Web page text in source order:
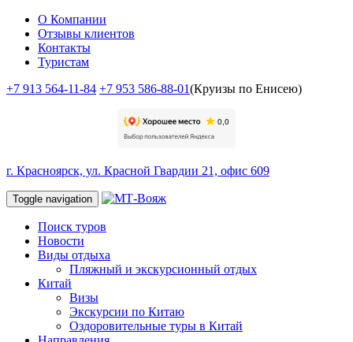
О Компании
Отзывы клиентов
Контакты
Туристам
+7 913 564-11-84 +7 953 586-88-01(Круизы по Енисею)
г. Красноярск, ул. Красной Гвардии 21, офис 609
Toggle navigation
Поиск туров
Новости
Виды отдыха
Пляжный и экскурсионный отдых
Китай
Визы
Экскурсии по Китаю
Оздоровительные туры в Китай